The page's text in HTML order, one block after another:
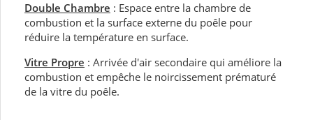
Double Chambre : Espace entre la chambre de
combustion et la surface externe du poêle pour
réduire la température en surface.
Vitre Propre : Arrivée d'air secondaire qui améliore la
combustion et empêche le noircissement prématuré
de la vitre du poêle.